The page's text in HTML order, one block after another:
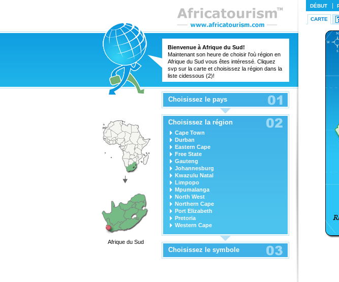
Bienvenue à Afrique du Sud!
Maintenant son heure de choisir l'où région en
Afrique du Sud vous êtes intéressé. Cliquez
svp sur la carte et choisissez la région dans la
liste cidessous (2)!
Afrique du Sud
Choisissez le pays
Choisissez la région
Cape Town
Durban
Eastern Cape
Free State
Gauteng
Johannesburg
Kwazulu Natal
Limpopo
Mpumalanga
North West
Northern Cape
Port Elizabeth
Pretoria
Western Cape
Choisissez le symbole
DÉBUT
CARTE